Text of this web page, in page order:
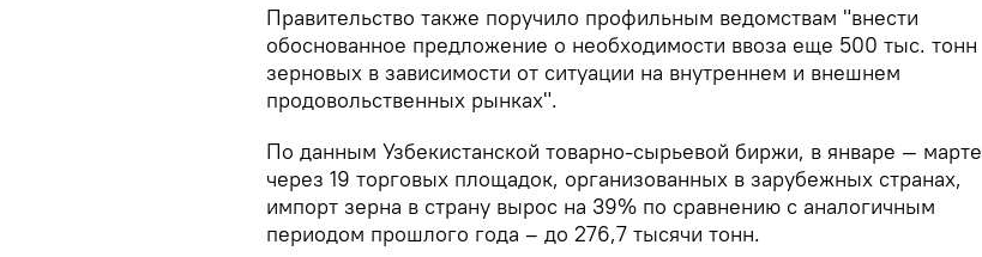
Правительство также поручило профильным ведомствам "внести
обоснованное предложение о необходимости ввоза еще 500 тыс. тонн
зерновых в зависимости от ситуации на внутреннем и внешнем
продовольственных рынках".
По данным Узбекистанской товарно-сырьевой биржи, в январе — марте
через 19 торговых площадок, организованных в зарубежных странах,
импорт зерна в страну вырос на 39% по сравнению с аналогичным
периодом прошлого года – до 276,7 тысячи тонн.